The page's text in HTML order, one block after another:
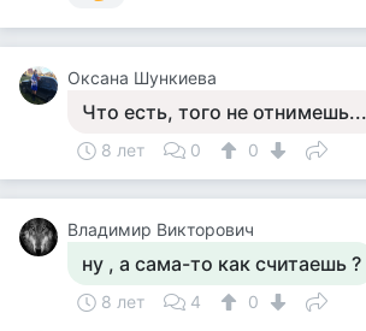
Оксана Шункиева
Что есть, того не отнимешь...
8 лет 0 0
Владимир Викторович
ну , а сама-то как считаешь ?
8 лет 4 0